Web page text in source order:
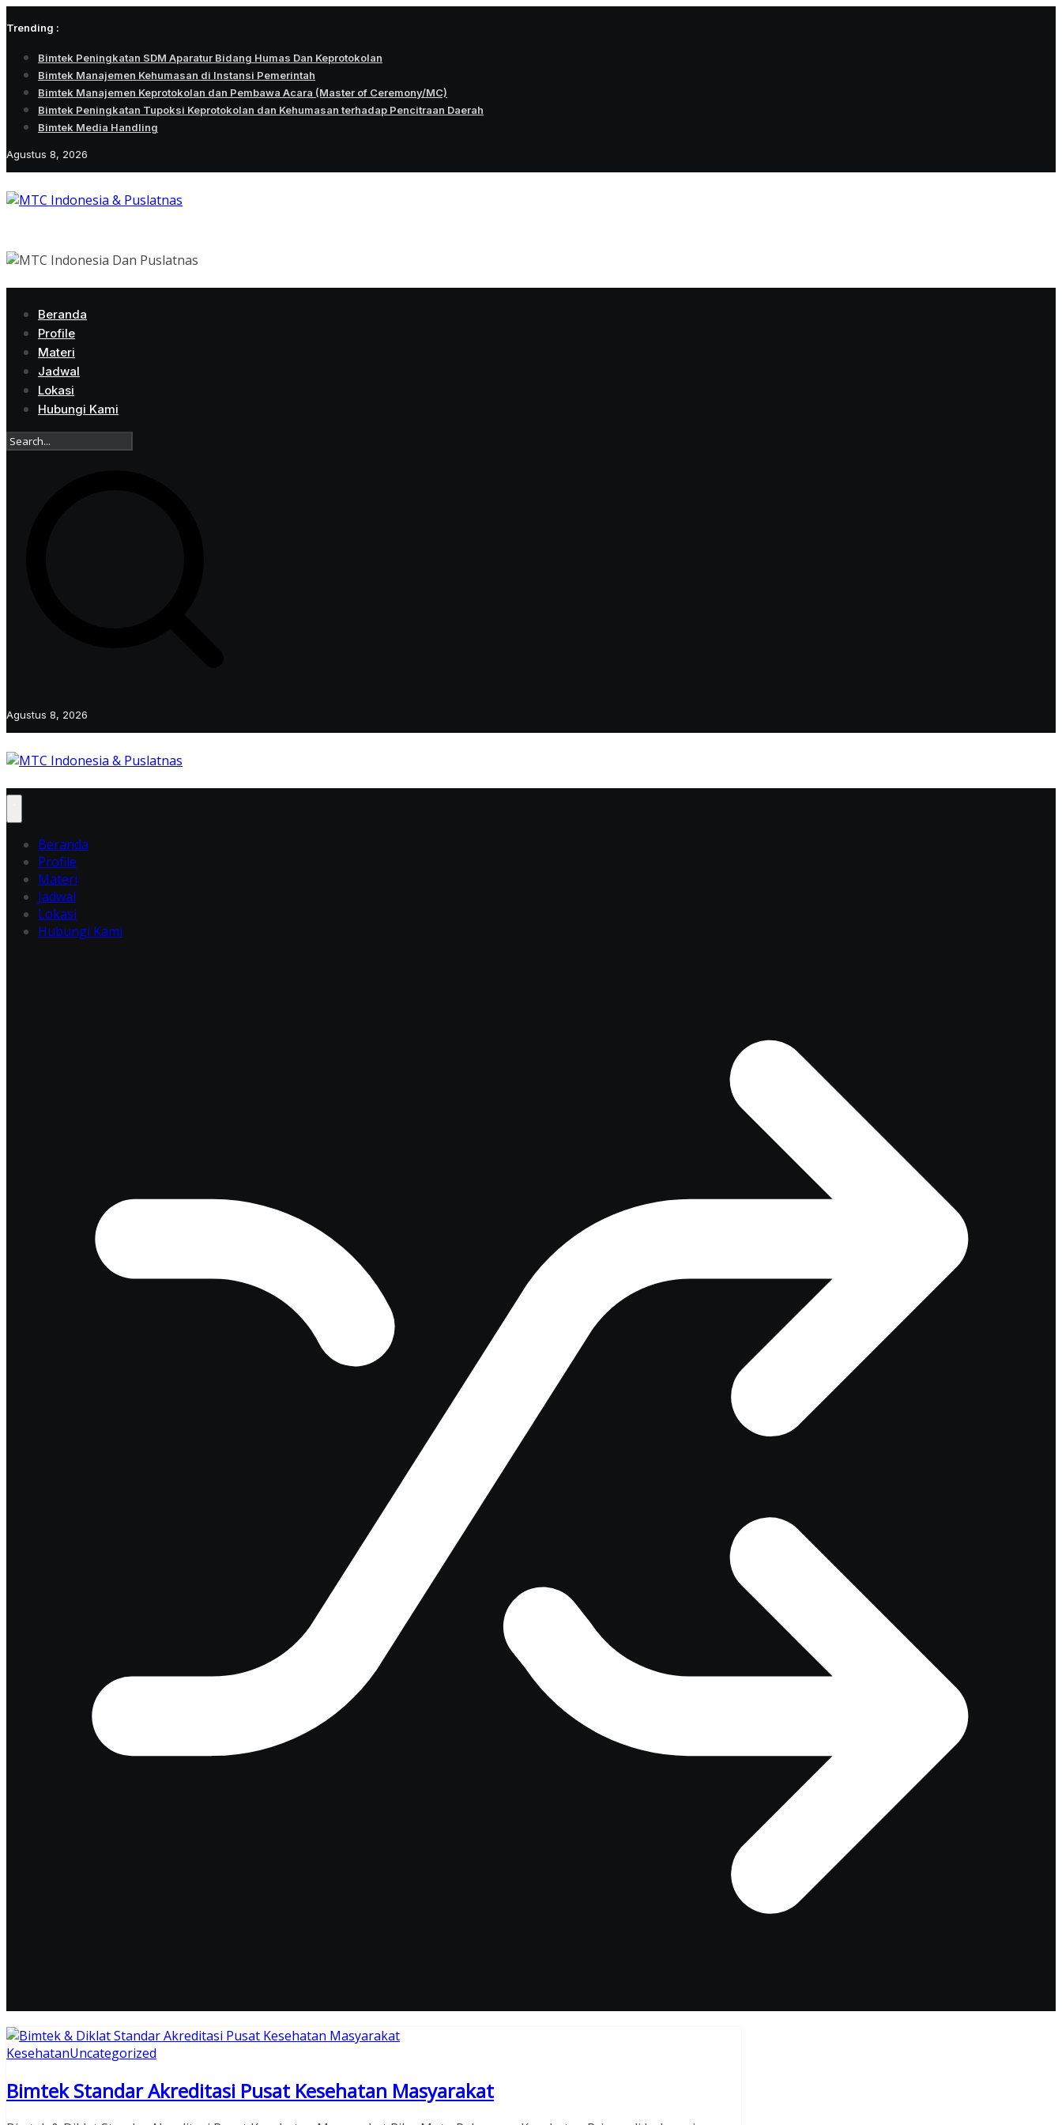
to
Trending :
Bimtek Peningkatan SDM Aparatur Bidang Humas Dan Keprotokolan
Bimtek Manajemen Kehumasan di Instansi Pemerintah
Bimtek Manajemen Keprotokolan dan Pembawa Acara (Master of Ceremony/MC)
Bimtek Peningkatan Tupoksi Keprotokolan dan Kehumasan terhadap Pencitraan Daerah
Bimtek Media Handling
Agustus 8, 2026
Beranda
Profile
Materi
Jadwal
Lokasi
Hubungi Kami
Agustus 8, 2026
Beranda
Profile
Materi
Jadwal
Lokasi
Hubungi Kami
KesehatanUncategorized
Bimtek Standar Akreditasi Pusat Kesehatan Masyarakat